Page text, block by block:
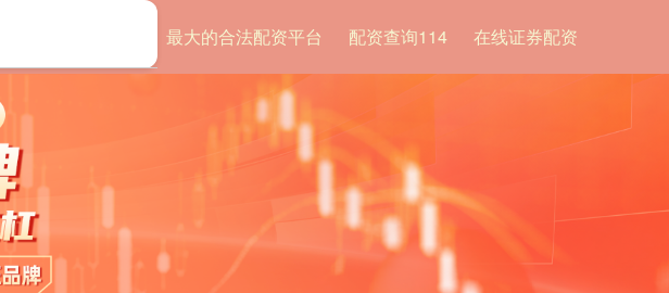
最大的合法配资平台 配资查询114 在线证券配资